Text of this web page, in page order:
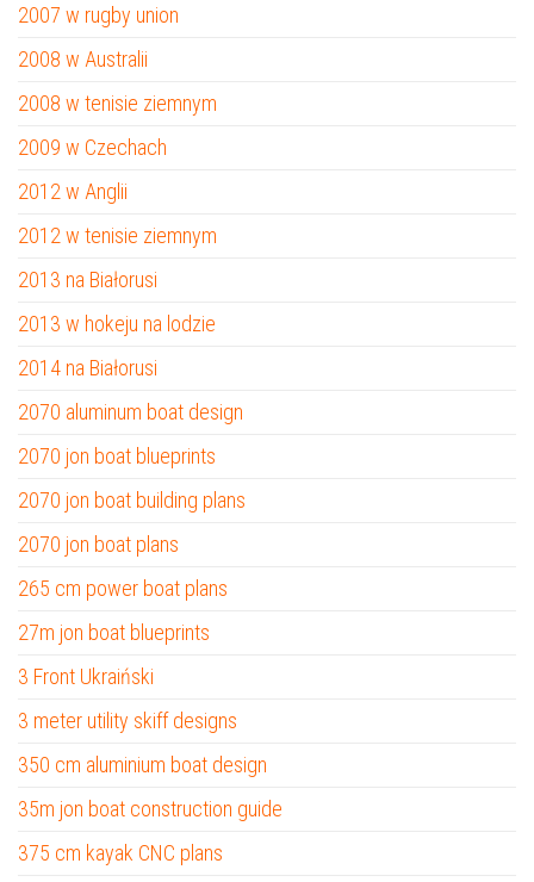
2007 w rugby union
2008 w Australii
2008 w tenisie ziemnym
2009 w Czechach
2012 w Anglii
2012 w tenisie ziemnym
2013 na Białorusi
2013 w hokeju na lodzie
2014 na Białorusi
2070 aluminum boat design
2070 jon boat blueprints
2070 jon boat building plans
2070 jon boat plans
265 cm power boat plans
27m jon boat blueprints
3 Front Ukraiński
3 meter utility skiff designs
350 cm aluminium boat design
35m jon boat construction guide
375 cm kayak CNC plans